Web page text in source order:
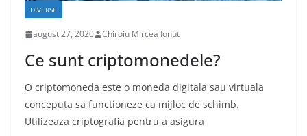
DIVERSE
august 27, 2020 Chiroiu Mircea Ionut
Ce sunt criptomonedele?
O criptomoneda este o moneda digitala sau virtuala
conceputa sa functioneze ca mijloc de schimb.
Utilizeaza criptografia pentru a asigura